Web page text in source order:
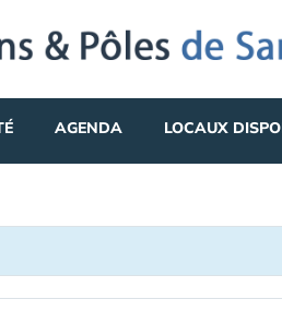
AGENDA LOCAUX